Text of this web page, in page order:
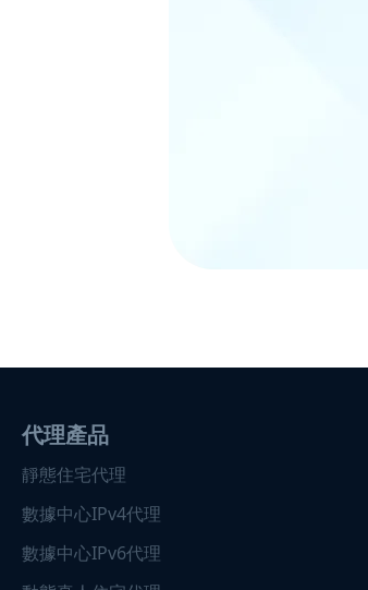
代理產品
靜態住宅代理
數據中心IPv4代理
數據中心IPv6代理